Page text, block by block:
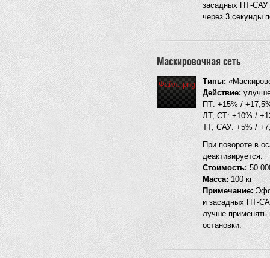
засадных ПТ-САУ
через 3 секунды
Маскировочная сеть
Файл:.png Типы:
Действие:
ПТ: +15% /
ЛТ, СТ: +10% /
ТТ, САУ: +5% /
При повороте в
деактивируется.
Стоимость: 50
Масса:100 кг
Примечание:
и засадных ПТ-
лучше применять
остановки.